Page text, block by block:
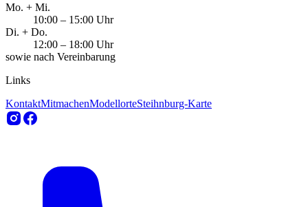
Mo. + Mi.
10:00 – 15:00 Uhr
Di. + Do.
12:00 – 18:00 Uhr
sowie nach Vereinbarung
Links
KontaktMitmachenModellorteSteihnburg-Karte